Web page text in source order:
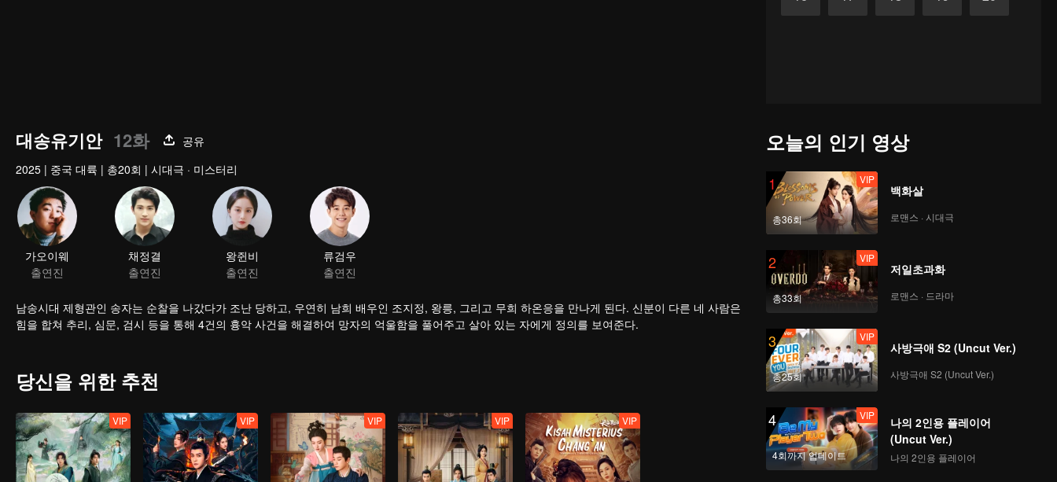
대송유기안 12화
공유
2025 | 중국 대륙 | 총20회 | 시대극 · 미스터리
가오이웨
출연진
채정결
출연진
왕쥔비
출연진
류검우
출연진
남송시대 제형관인 송자는 순찰을 나갔다가 조난 당하고, 우연히 남희 배우인 조지정, 왕릉, 그리고 무희 하온응을 만나게 된다. 신분이 다른 네 사람은
힘을 합쳐 추리, 심문, 검시 등을 통해 4건의 흉악 사건을 해결하여 망자의 억울함을 풀어주고 살아 있는 자에게 정의를 보여준다.
당신을 위한 추천
VIP VIP VIP VIP VIP
오늘의 인기 영상
1
총36회
VIP
백화살
로맨스 · 시대극
2
총33회
VIP
저일초과화
로맨스 · 드라마
3
총25회
VIP
사방극애 S2 (Uncut Ver.)
사방극애 S2 (Uncut Ver.)
4
4회까지 업데이트
VIP
나의 2인용 플레이어
(Uncut Ver.)
나의 2인용 플레이어